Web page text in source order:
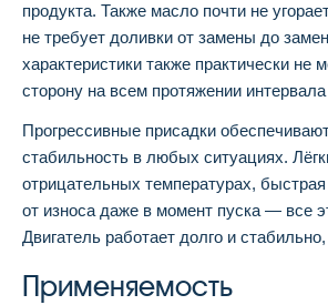
продукта. Также масло почти не
не требует доливки от замены до
характеристики также практически
сторону на всем протяжении
Прогрессивные присадки
стабильность в любых ситуациях.
отрицательных температурах,
от износа даже в момент пуска — все
Двигатель работает долго и
Применяемость